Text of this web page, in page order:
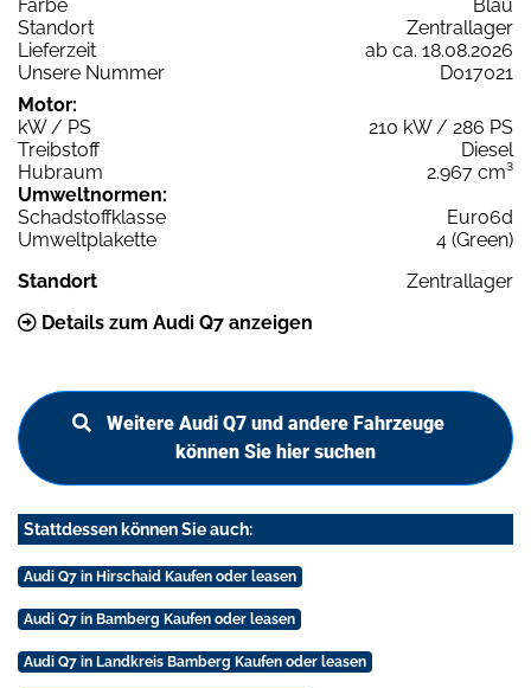
Farbe
Blau
Standort
Zentrallager
Lieferzeit
ab ca. 18.08.2026
Unsere Nummer
D017021
Motor:
kW / PS
210 kW / 286 PS
Treibstoff
Diesel
Hubraum
2.967 cm³
Umweltnormen:
Schadstoffklasse
Euro6d
Umweltplakette
4 (Green)
Standort
Zentrallager
Details zum Audi Q7 anzeigen
Weitere Audi Q7 und andere Fahrzeuge
können Sie hier suchen
Stattdessen können Sie auch:
Audi Q7 in Hirschaid Kaufen oder leasen
Audi Q7 in Bamberg Kaufen oder leasen
Audi Q7 in Landkreis Bamberg Kaufen oder leasen